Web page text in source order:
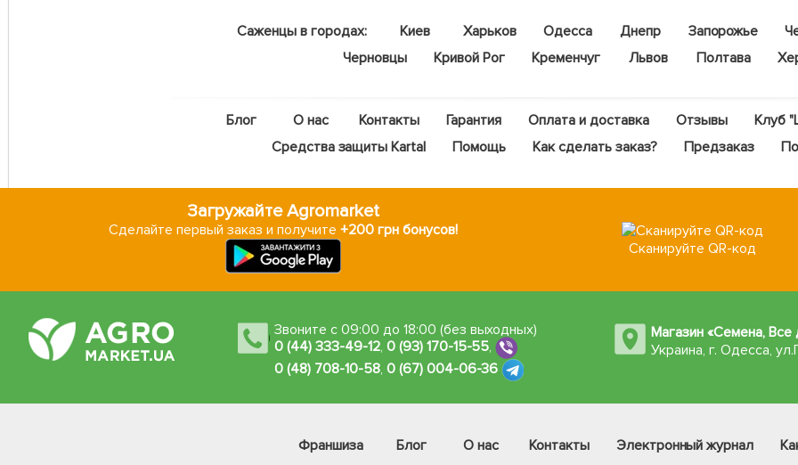
Саженцы в городах: Киев Харьков Одесса Днепр Запорожье
Черновцы
Кривой Рог Кременчуг Львов Полтава
Блог О нас Контакты Гарантия Оплата и доставка Отзывы
Клуб
Средства защиты Kartal
Помощь Как сделать заказ? Предзаказ
Загружайте Agromarket
Сделайте первый заказ и получите +200 грн бонусов!
Сканируйте QR-код
Звоните с 09:00 до 18:00 (без выходных)
0 (44) 333-49-12, 0 (93) 170-15-55,
0 (48) 708-10-58, 0 (67) 004-06-36
Магазин «Семена, Все
Украина, г. Одесса,
Франшиза Блог О нас Контакты Электронный журнал